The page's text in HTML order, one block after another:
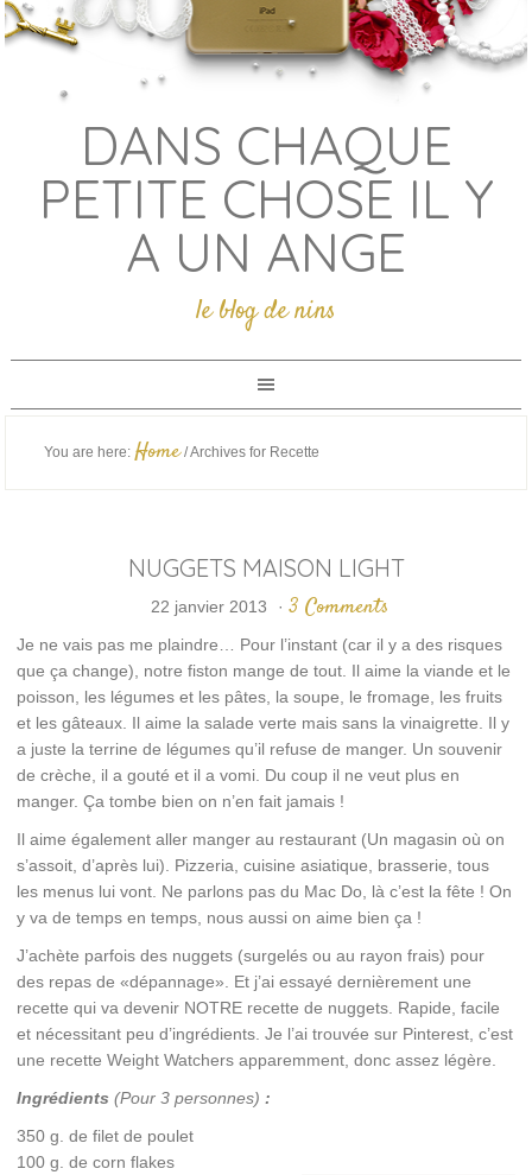
DANS CHAQUE
PETITE CHOSE IL Y
A UN ANGE
le blog de nins
You are here: Home /Archives for Recette
NUGGETS MAISON LIGHT
22 janvier 2013 · 3 Comments
Je ne vais pas me plaindre… Pour l’instant (car il y a des risques
que ça change), notre fiston mange de tout. Il aime la viande et le
poisson, les légumes et les pâtes, la soupe, le fromage, les fruits
et les gâteaux. Il aime la salade verte mais sans la vinaigrette. Il y
a juste la terrine de légumes qu’il refuse de manger. Un souvenir
de crèche, il a gouté et il a vomi. Du coup il ne veut plus en
manger. Ça tombe bien on n’en fait jamais !
Il aime également aller manger au restaurant (Un magasin où on
s’assoit, d’après lui). Pizzeria, cuisine asiatique, brasserie, tous
les menus lui vont. Ne parlons pas du Mac Do, là c’est la fête ! On
y va de temps en temps, nous aussi on aime bien ça !
J’achète parfois des nuggets (surgelés ou au rayon frais) pour
des repas de «dépannage». Et j’ai essayé dernièrement une
recette qui va devenir NOTRE recette de nuggets. Rapide, facile
et nécessitant peu d’ingrédients. Je l’ai trouvée sur Pinterest, c’est
une recette Weight Watchers apparemment, donc assez légère.
Ingrédients (Pour 3 personnes) :
350 g. de filet de poulet
100 g. de corn flakes